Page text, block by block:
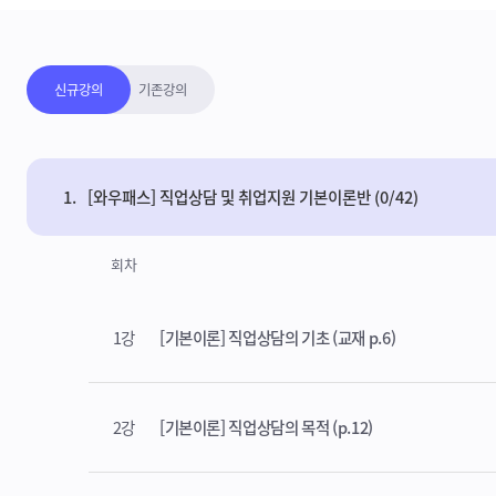
강의보기목록
신규강의 기존강의
1. [와우패스] 직업상담 및 취업지원 기본이론반 (0/42)
회차
1강 [기본이론] 직업상담의 기초 (교재 p.6)
2강 [기본이론] 직업상담의 목적 (p.12)